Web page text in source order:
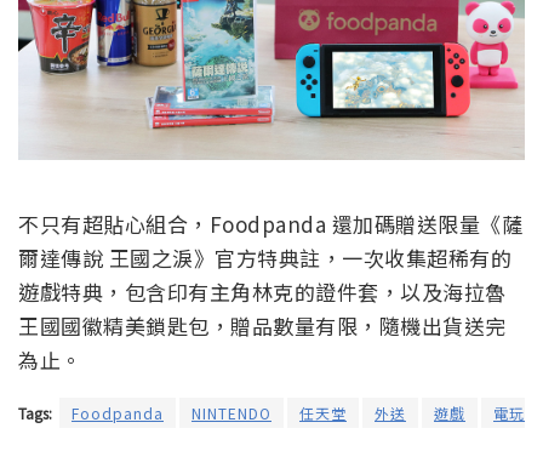
不只有超貼心組合，Foodpanda 還加碼贈送限量《薩
爾達傳說 王國之淚》官方特典註，一次收集超稀有的
遊戲特典，包含印有主角林克的證件套，以及海拉魯
王國國徽精美鎖匙包，贈品數量有限，隨機出貨送完
為止。
Tags: Foodpanda NINTENDO 任天堂 外送 遊戲 電玩